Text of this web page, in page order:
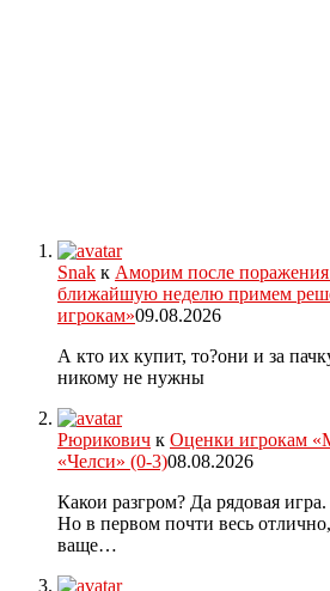
Snak к Аморим после
ближайшую неделю примем
игрокам»09.08.2026
А кто их купит, то?они и за
никому не нужны
Рюрикович к Оценки игрокам
«Челси» (0-3)08.08.2026
Какои разгром? Да рядовая
Но в первом почти весь
ваще…